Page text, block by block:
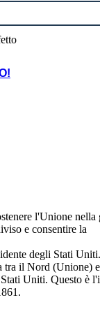
l'Unione nella
e consentire la
degli Stati Uniti.
tra il Nord (Unione)
Uniti. Questo è